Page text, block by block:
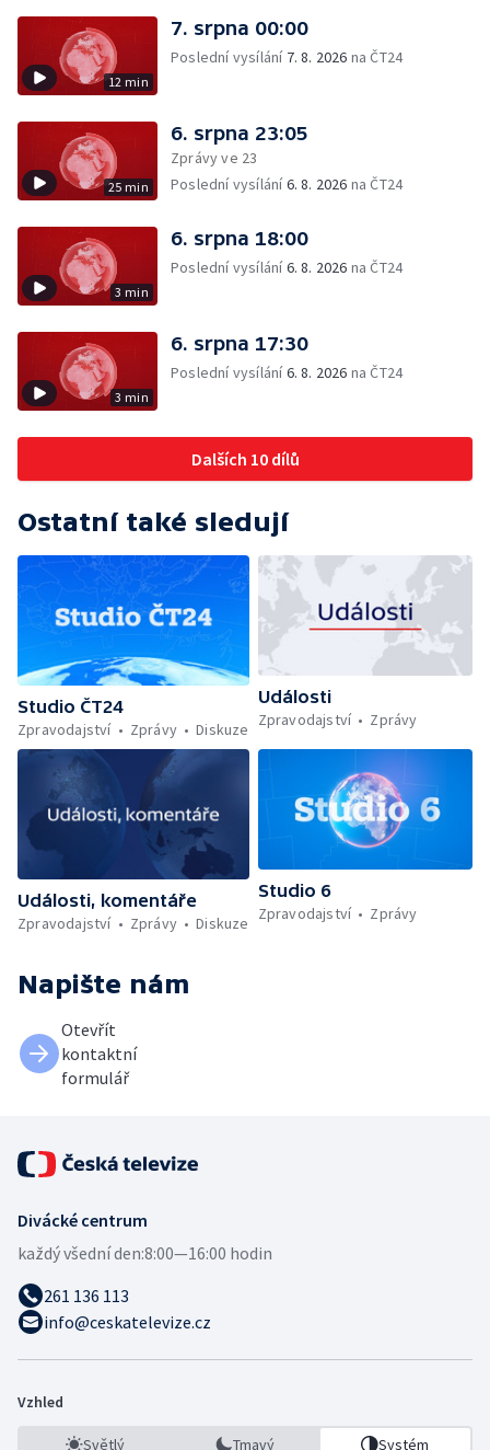
12 min
7. srpna 00:00
Poslední vysílání 7. 8. 2026 na ČT24
25 min
6. srpna 23:05
Zprávy ve 23
Poslední vysílání6. 8. 2026 na ČT24
3 min
6. srpna 18:00
Poslední vysílání6. 8. 2026 na ČT24
3 min
6. srpna 17:30
Poslední vysílání6. 8. 2026 na ČT24
Dalších 10 dílů
Ostatní také sledují
Studio ČT24
Zpravodajství
Zprávy Diskuze
Události
Zpravodajství
Zprávy
Události, komentáře
Zpravodajství
Zprávy Diskuze
Studio 6
Zpravodajství
Zprávy
Napište nám
Otevřít
kontaktní
formulář
Divácké centrum
každý všední den:8:00—16:00 hodin
261 136 113
info@ceskatelevize.cz
Vzhled
Světlý Tmavý Systém